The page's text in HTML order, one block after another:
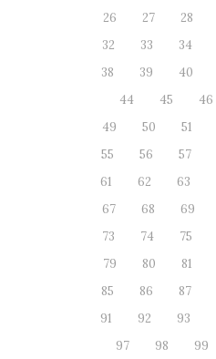
26
27 28
32
33 34
38
39 40
44
45 46
49
50 51
55
56 57
61
62 63
67
68 69
73
74 75
79
80 81
85
86 87
91
92 93
97
98 99